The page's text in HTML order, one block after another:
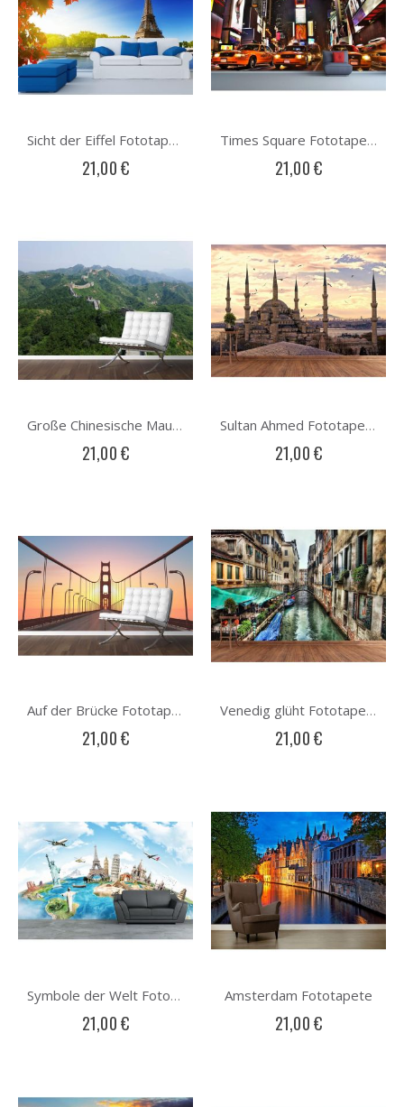
Sicht der Eiffel Fototapete
21,00 €
Times Square Fototapete
21,00 €
Große Chinesische Mauer Fototapete
21,00 €
Sultan Ahmed Fototapete
21,00 €
Auf der Brücke Fototapete
21,00 €
Venedig glüht Fototapete
21,00 €
Symbole der Welt Fototapete
21,00 €
Amsterdam Fototapete
21,00 €